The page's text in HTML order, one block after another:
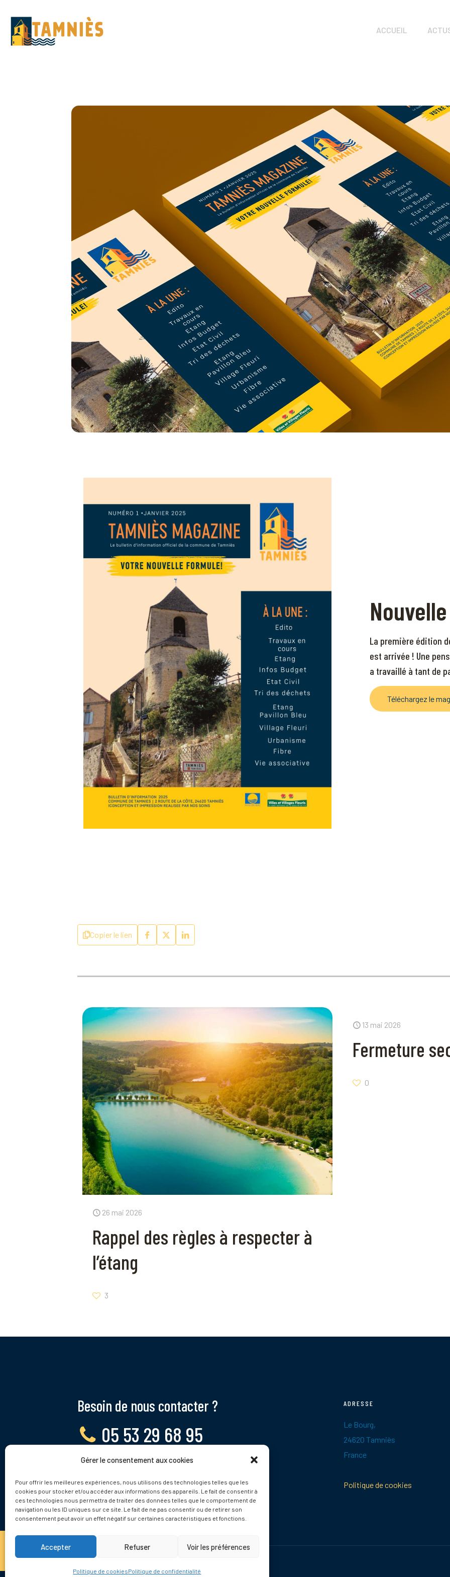
Gérer le consentement aux cookies
Pour offrir les meilleures expériences, nous utilisons des technologies telles que les
cookies pour stocker et/ou accéder aux informations des appareils. Le fait de consentir à
ces technologies nous permettra de traiter des données telles que le comportement de
navigation ou les ID uniques sur ce site. Le fait de ne pas consentir ou de retirer son
consentement peut avoir un effet négatif sur certaines caractéristiques et fonctions.
Accepter Refuser Voir les préférences
Politique de cookiesPolitique de confidentialité
ACCUEIL
La première édition
est arrivée ! Une
a travaillé à tant de
Téléchargez le
Copier le lien
26 mai 2026
Rappel des règles à respecter à
l’étang
3
13 mai 2026
Fermeture
0
Besoin de nous contacter ?
05 53 29 68 95
Lundi - Vendredi, 9 - 12h
ADRESSE
Le Bourg,
24620 Tamniès
France
Politique de cookies
© 2025 Tamnies.fr